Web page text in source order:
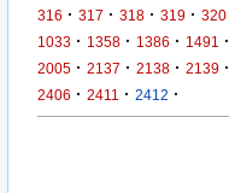
316 · 317 · 318 · 319 · 320
1033 · 1358 · 1386 · 1491 ·
2005 · 2137 · 2138 · 2139 ·
2406 · 2411 · 2412 ·